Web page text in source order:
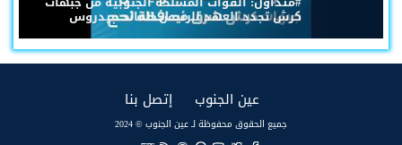
كرش تجدد العهد للرئيس القائد عيدروس
عين الجنوب إتصل بنا
جميع الحقوق محفوظة لـ عين الجنوب © 2024